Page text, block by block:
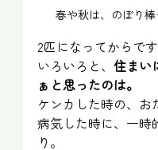
春や秋は、のぼり
2匹になってからです
いろいろと、住まい
ぁと思ったのは。
ケンカした時の、お
病気した時に、一時
り。